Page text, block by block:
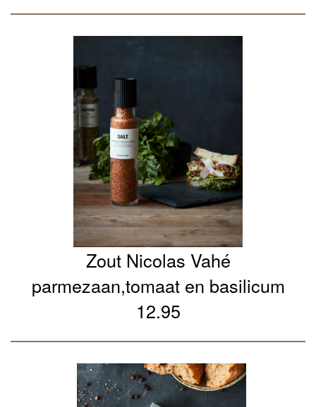
Zout Nicolas Vahé
parmezaan,tomaat en basilicum
12.95